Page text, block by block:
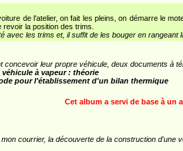
de l'atelier, on fait les pleins, on démarre le
la position des trims.
avec les trims et, il suffit de les bouger en rangeant
concevoir leur propre véhicule, deux documents à
à vapeur : théorie
pour l'établissement d'un bilan thermique
Cet album a servi de base à un
courrier, la découverte de la construction d'une